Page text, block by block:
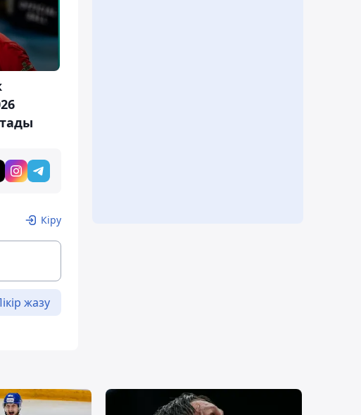
Кіру
жазу